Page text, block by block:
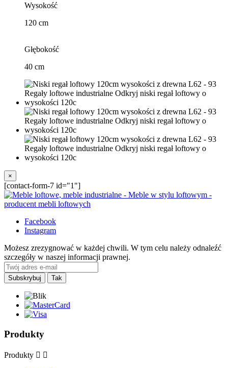
Wysokość
120 cm
Głębokość
40 cm
×
[contact-form-7 id="1"]
Facebook
Instagram
Możesz zrezygnować w każdej chwili. W tym celu należy odnaleźć
szczegóły w naszej informacji prawnej.
Produkty
Produkty  